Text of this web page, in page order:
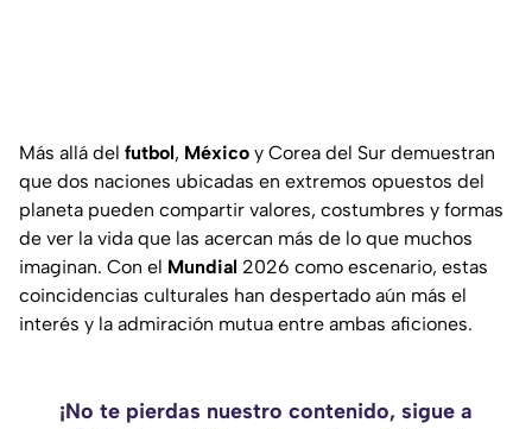
Más allá del futbol, México y Corea del Sur demuestran
que dos naciones ubicadas en extremos opuestos del
planeta pueden compartir valores, costumbres y formas
de ver la vida que las acercan más de lo que muchos
imaginan. Con el Mundial 2026 como escenario, estas
coincidencias culturales han despertado aún más el
interés y la admiración mutua entre ambas aficiones.
¡No te pierdas nuestro contenido, sigue a